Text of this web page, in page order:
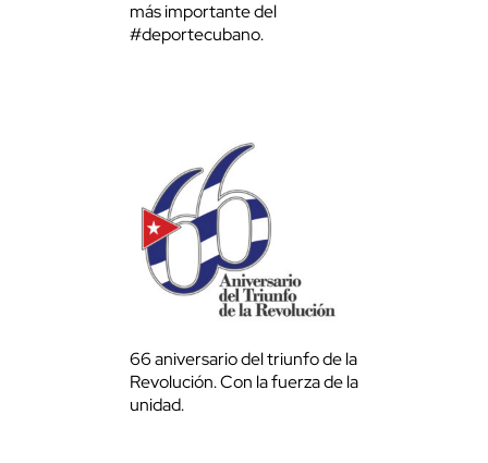
más importante del
#deportecubano.
66 aniversario del triunfo de la
Revolución. Con la fuerza de la
unidad.